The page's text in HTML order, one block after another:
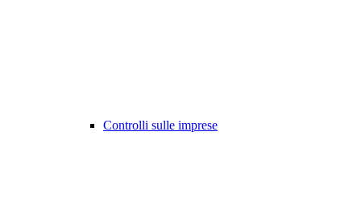
Controlli sulle imprese